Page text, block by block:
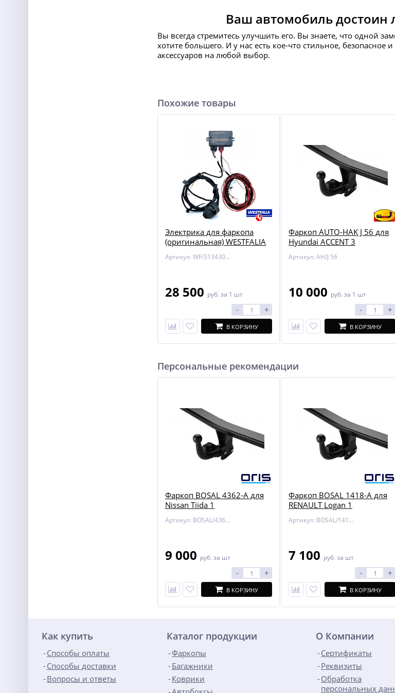
Ваш автомобиль достоин
Вы всегда стремитесь улучшить его. Вы знаете, что одной
хотите большего. И у нас есть кое-что стильное,
аксессуаров на любой выбор.
Похожие товары
Электрика для фаркопа
(оригинальная) WESTFALIA
Mercedes GLE W166 / C292 /
Артикул: WF/313430300113
28 500 руб. за 1 шт
- +
В КОРЗИНУ
Фаркоп AUTO-HAK J 56 для
Hyundai ACCENT 3
Артикул: AH/J 56
10 000 руб. за 1 шт
- +
В КОРЗИНУ
Персональные рекомендации
Фаркоп BOSAL 4362-A для
Nissan Tiida 1
Артикул: BOSAL/4362-A
9 000 руб. за шт
- +
В КОРЗИНУ
Фаркоп BOSAL 1418-A для
RENAULT Logan 1
Артикул: BOSAL/1418-A
7 100 руб. за шт
- +
В КОРЗИНУ
Как купить
Способы оплаты
Способы доставки
Вопросы и ответы
Каталог продукции
Фаркопы
Багажники
Коврики
О Компании
Сертификаты
Реквизиты
Обработка
персональных